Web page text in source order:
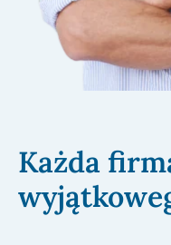
Każda